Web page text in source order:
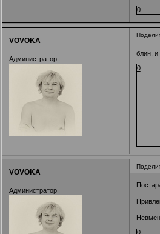
0
VOVOKA
Администратор
блин, и
0
VOVOKA
Администратор
0